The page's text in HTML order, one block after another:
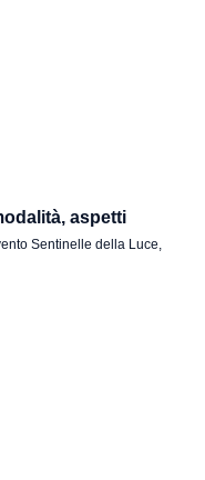
aspetti
Sentinelle della Luce,